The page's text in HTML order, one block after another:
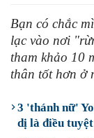
Bạn có chắc
lạc vào nơi
tham khảo 10
thân tốt hơn ở
3 'thánh nữ'
dị là điều